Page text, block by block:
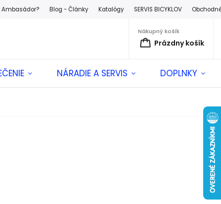
Ambasádor? Blog - Články Katalógy SERVIS BICYKLOV
Nákupný košík
Prázdny košík
NÁRADIE A SERVIS DOPLNKY